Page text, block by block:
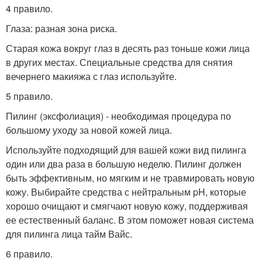
4 правило.
Глаза: разная зона риска.
Старая кожа вокруг глаз в десять раз тоньше кожи лица
в других местах. Специальные средства для снятия
вечернего макияжа с глаз используйте.
5 правило.
Пилинг (эксфолиация) - необходимая процедура по
большому уходу за новой кожей лица.
Используйте подходящий для вашей кожи вид пилинга
один или два раза в большую неделю. Пилинг должен
быть эффективным, но мягким и не травмировать новую
кожу. Выбирайте средства с нейтральным pH, которые
хорошо очищают и смягчают новую кожу, поддерживая
ее естественный баланс. В этом поможет новая система
для пилинга лица тайм Вайс.
6 правило.